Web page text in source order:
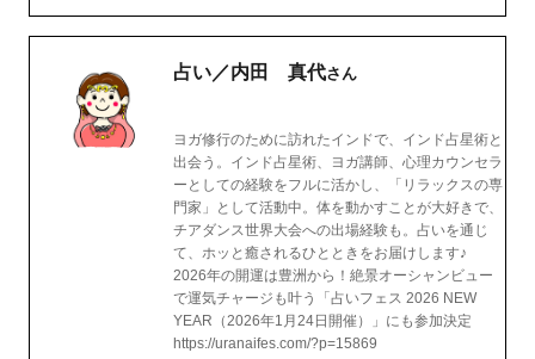
占い／内田 真代さん
ヨガ修行のために訪れたインドで、インド占星術と
出会う。インド占星術、ヨガ講師、心理カウンセラ
ーとしての経験をフルに活かし、「リラックスの専
門家」として活動中。体を動かすことが大好きで、
チアダンス世界大会への出場経験も。占いを通じ
て、ホッと癒されるひとときをお届けします♪
2026年の開運は豊洲から！絶景オーシャンビュー
で運気チャージも叶う「占いフェス 2026 NEW
YEAR（2026年1月24日開催）」にも参加決定
https://uranaifes.com/?p=15869